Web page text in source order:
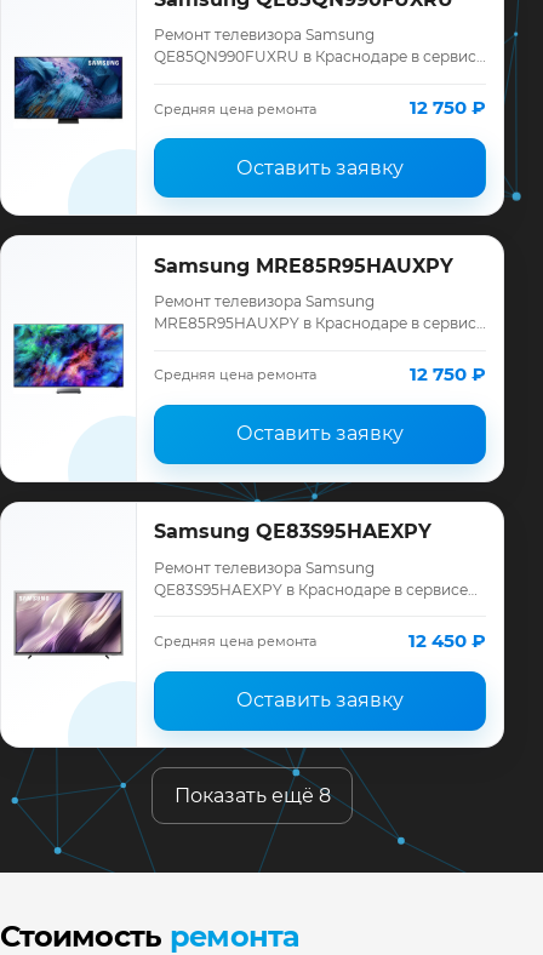
Ремонт телевизора Samsung
QE85QN990FUXRU в Краснодаре в сервисе
Samsung, смета до ремонта, запчасти и
гарантия до 12 меся…
Средняя цена ремонта 12 750 ₽
Оставить заявку
Samsung MRE85R95HAUXPY
Ремонт телевизора Samsung
MRE85R95HAUXPY в Краснодаре в сервисе
Samsung, смета до ремонта, запчасти и
Средняя цена ремонта 12 750 ₽
Оставить заявку
Samsung QE83S95HAEXPY
Ремонт телевизора Samsung
QE83S95HAEXPY в Краснодаре в сервисе
Samsung, смета до ремонта, запчасти и
гарантия до 12 месяц…
Средняя цена ремонта 12 450 ₽
Оставить заявку
Показать ещё 8
Стоимость ремонта